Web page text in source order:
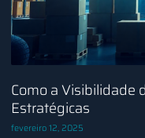
Como a Visibilidade
Estratégicas
fevereiro 12, 2025